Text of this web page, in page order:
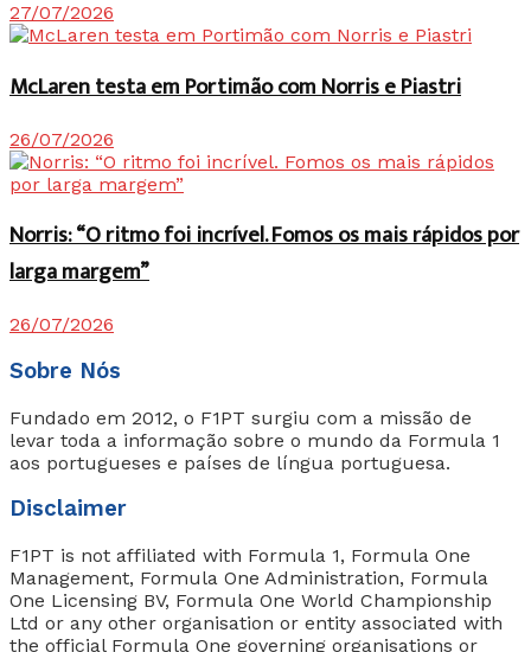
27/07/2026
McLaren testa em Portimão com Norris e Piastri
26/07/2026
Norris: “O ritmo foi incrível. Fomos os mais rápidos por
larga margem”
26/07/2026
Sobre Nós
Fundado em 2012, o F1PT surgiu com a missão de
levar toda a informação sobre o mundo da Formula 1
aos portugueses e países de língua portuguesa.
Disclaimer
F1PT is not affiliated with Formula 1, Formula One
Management, Formula One Administration, Formula
One Licensing BV, Formula One World Championship
Ltd or any other organisation or entity associated with
the official Formula One governing organisations or